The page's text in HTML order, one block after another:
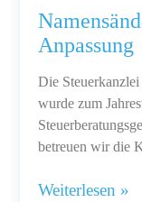
Anpassung
Die
wurde zum
betreuen wir die
Weiterlesen »